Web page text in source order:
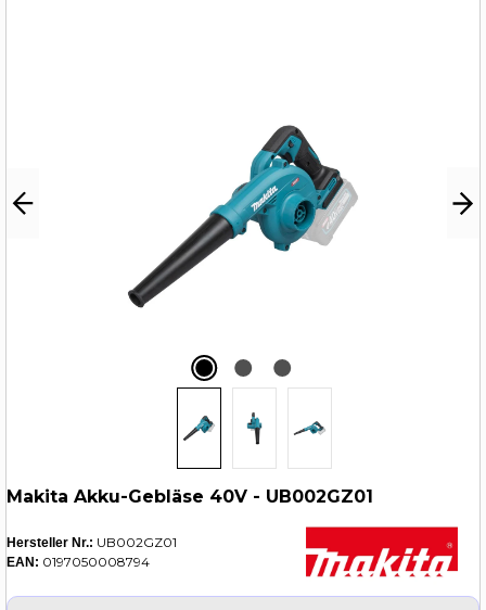
Makita Akku-Gebläse 40V - UB002GZ01
Hersteller Nr.: UB002GZ01
EAN: 0197050008794